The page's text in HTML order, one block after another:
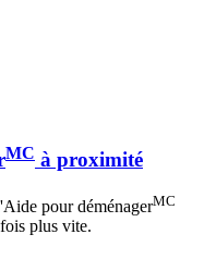
MC à proximité
pour déménagerMC
plus vite.